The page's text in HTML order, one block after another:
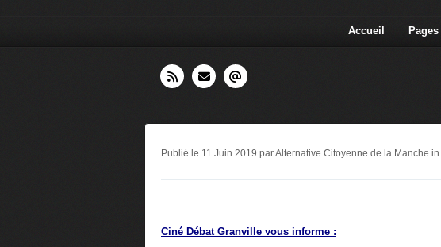
Accueil Pages
Publié le 11 Juin 2019 par Alternative Citoyenne de la Manche in
Ciné Débat Granville vous informe :